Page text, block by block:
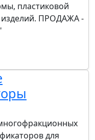
пластиковой
изделий. ПРОДАЖА -
для